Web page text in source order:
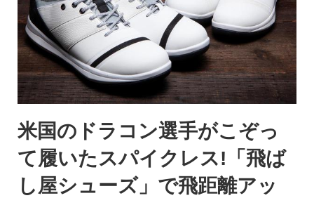
米国のドラコン選手がこぞっ
て履いたスパイクレス!「飛ば
し屋シューズ」で飛距離アッ